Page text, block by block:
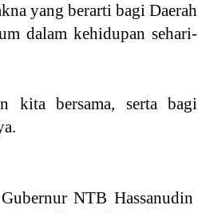
yang berarti bagi Daerah
dalam kehidupan sehari-
kita bersama, serta bagi
NTB Hassanudin